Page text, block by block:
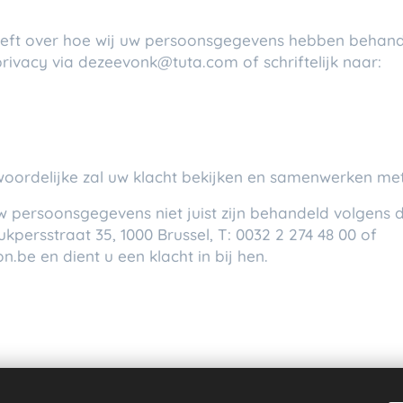
over hoe wij uw persoonsgegevens hebben
via dezeevonk@tuta.com of schriftelijk naar:
zal uw klacht bekijken en samenwerken
persoonsgegevens niet juist zijn behandeld volgens
35, 1000 Brussel, T: 0032 2 274 48 00 of
en dient u een klacht in bij hen.